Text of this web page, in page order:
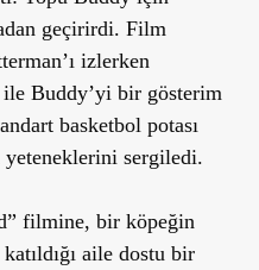
geçirirdi. Film
izlerken
Buddy’yi bir gösterim
basketbol potası
sergiledi.
filmine, bir köpeğin
aile dostu bir